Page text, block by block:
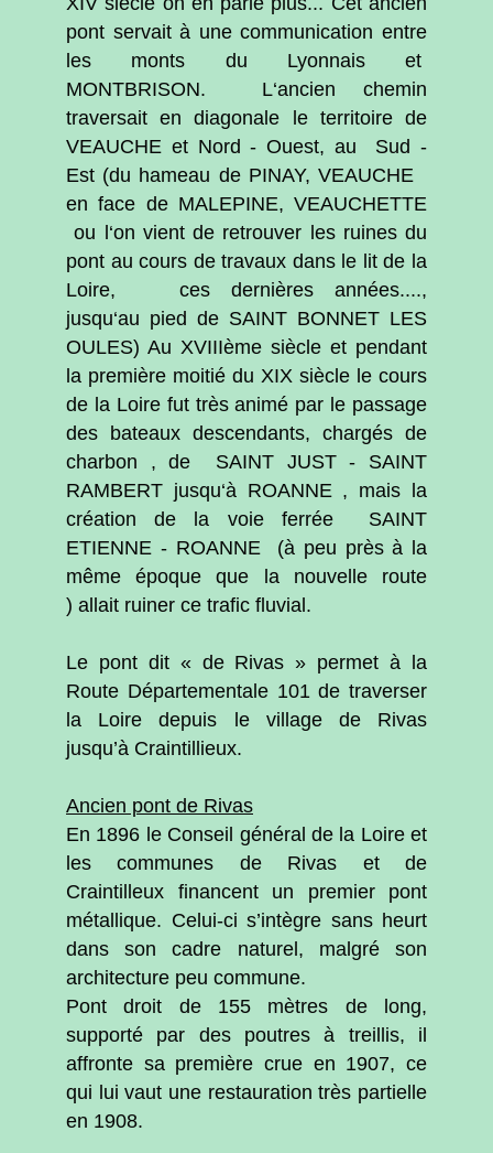
pont servait à une communication entre
les monts du Lyonnais et
MONTBRISON. L‘ancien chemin
traversait en diagonale le territoire de
VEAUCHE et Nord - Ouest, au Sud -
Est (du hameau de PINAY, VEAUCHE
en face de MALEPINE, VEAUCHETTE
ou l‘on vient de retrouver les ruines du
pont au cours de travaux dans le lit de la
Loire, ces dernières années....,
jusqu‘au pied de SAINT BONNET LES
OULES) Au XVIIIème siècle et pendant
la première moitié du XIX siècle le cours
de la Loire fut très animé par le passage
des bateaux descendants, chargés de
charbon , de SAINT JUST - SAINT
RAMBERT jusqu‘à ROANNE , mais la
création de la voie ferrée SAINT
ETIENNE - ROANNE (à peu près à la
même époque que la nouvelle route
) allait ruiner ce trafic fluvial.
Le pont dit « de Rivas » permet à la
Route Départementale 101 de traverser
la Loire depuis le village de Rivas
jusqu’à Craintillieux.
Ancien pont de Rivas
En 1896 le Conseil général de la Loire et
les communes de Rivas et de
Craintilleux financent un premier pont
métallique. Celui-ci s’intègre sans heurt
dans son cadre naturel, malgré son
architecture peu commune.
Pont droit de 155 mètres de long,
supporté par des poutres à treillis, il
affronte sa première crue en 1907, ce
qui lui vaut une restauration très partielle
en 1908.